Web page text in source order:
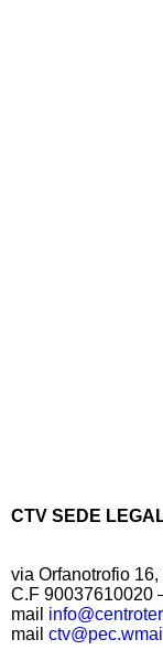
CTV SEDE
via Orfanotrofio
C.F 90037610020
mail
mail